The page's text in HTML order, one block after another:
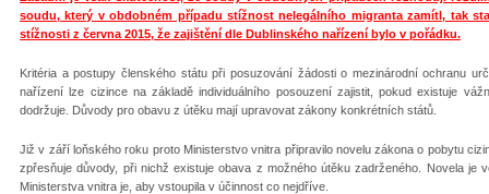
soudu, který v obdobném případu stížnost nelegálního migranta zamítl, tak
stížnosti z června 2015, že zajištění dle Dublinského nařízení bylo v pořádku.
Kritéria a postupy členského státu při posuzování žádosti o mezinárodní ochranu
nařízení lze cizince na základě individuálního posouzení zajistit, pokud existuje
dodržuje. Důvody pro obavu z útěku mají upravovat zákony konkrétních států.
Již v září loňského roku proto Ministerstvo vnitra připravilo novelu zákona o pobytu
zpřesňuje důvody, při nichž existuje obava z možného útěku zadrženého. Novela je
Ministerstva vnitra je, aby vstoupila v účinnost co nejdříve.